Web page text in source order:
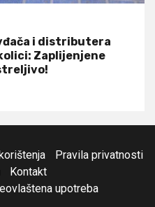
i distributera
Zaplijenjene
Pravila privatnosti
Kontakt
upotreba